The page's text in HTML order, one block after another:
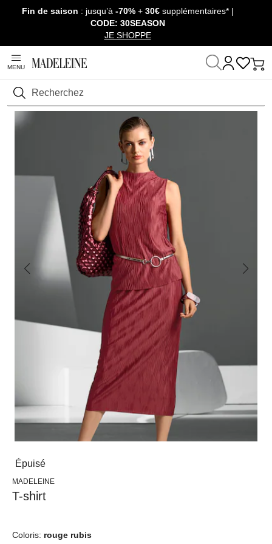
Passer la navigation, aller au contenu
Fin de saison : jusqu’à -70%+ 30€ supplémentaires* |
CODE: 30SEASON
JE SHOPPE
MENU
Rechercher
Maison Prêt-à-Porter
Épuisé
MADELEINE
T-shirt
Coloris: rouge rubis